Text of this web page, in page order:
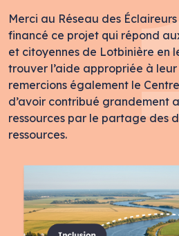
Merci au Réseau des
financé ce projet qui répond
et citoyennes de Lotbinière en
trouver l’aide appropriée à
remercions également le
d’avoir contribué grandement
ressources par le partage des
ressources.